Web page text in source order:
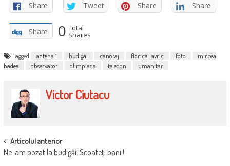
Share Tweet Share Share
Share 0 Total
Shares
Tagged antena 1 budigai canotaj florica lavric foto
mircea
badea
observator olimpiada teledon umanitar
Victor Ciutacu
POST
NAVIGATION
Articolul anterior
Ne-am pozat la budigăi. Scoateţi banii!